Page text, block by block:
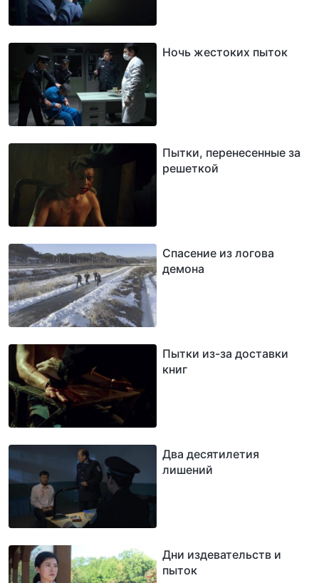
Ночь жестоких пыток
Пытки, перенесенные за
решеткой
Спасение из логова
демона
Пытки из-за доставки
книг
Два десятилетия
лишений
Дни издевательств и
пыток